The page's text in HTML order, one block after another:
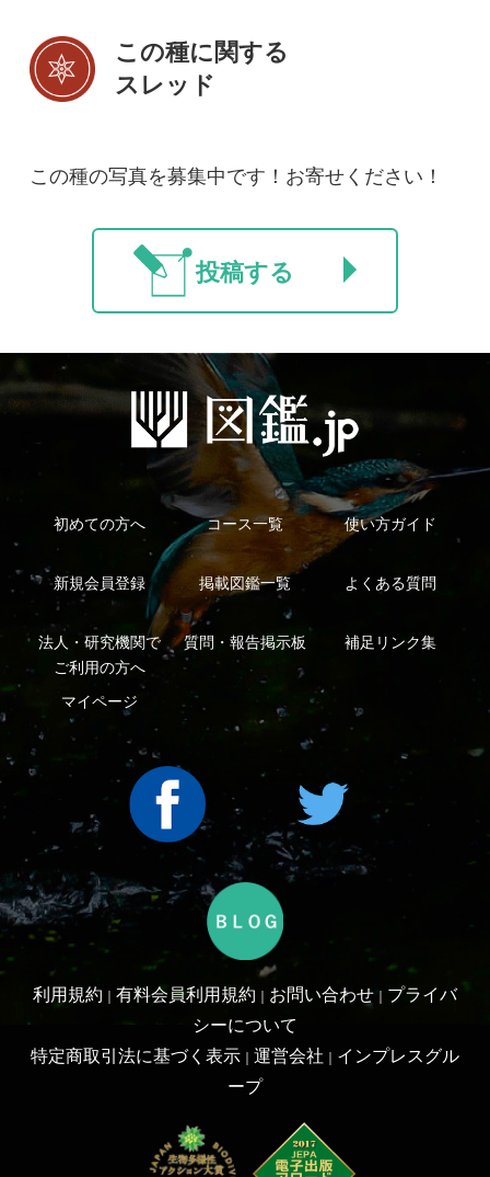
｜有料会員利用規約｜お問い合わせ｜プライバ
シーについて
特定商取引法に基づく表示｜運営会社 ｜インプレスグル
Copyright ©2016 Yama-kei Publishers co.,Ltd.
An impress Group Company. All rights reserved.